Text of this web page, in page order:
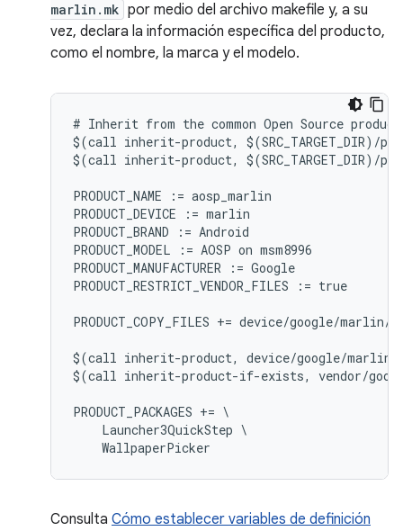
marlin.mk por medio del archivo makefile y, a su
vez, declara la información específica del producto,
como el nombre, la marca y el modelo.
# Inherit from the common Open Source
$(call inherit-product, $(SRC_TARGET_DIR)/
$(call inherit-product, $(SRC_TARGET_DIR)/
PRODUCT_NAME := aosp_marlin
PRODUCT_DEVICE := marlin
PRODUCT_BRAND := Android
PRODUCT_MODEL := AOSP on msm8996
PRODUCT_MANUFACTURER := Google
PRODUCT_RESTRICT_VENDOR_FILES := true
PRODUCT_COPY_FILES += device/google/marlin/
$(call inherit-product, device/google/marlin/
$(call inherit-product-if-exists, vendor/
PRODUCT_PACKAGES += \
    Launcher3QuickStep \
Consulta Cómo establecer variables de definición